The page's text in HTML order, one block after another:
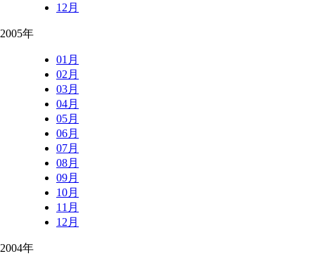
12月
2005年
01月
02月
03月
04月
05月
06月
07月
08月
09月
10月
11月
12月
2004年